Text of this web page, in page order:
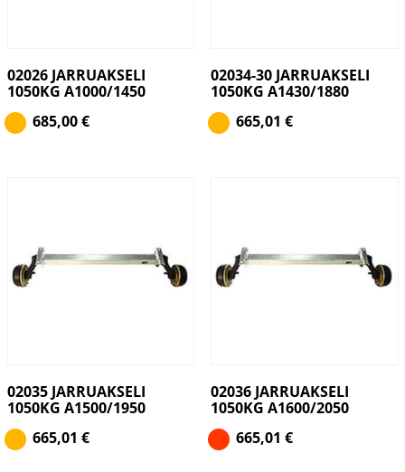
02026 JARRUAKSELI
1050KG A1000/1450
685,00€
02034-30 JARRUAKSELI
1050KG A1430/1880
665,01 €
02035 JARRUAKSELI
1050KG A1500/1950
665,01 €
02036 JARRUAKSELI
1050KG A1600/2050
665,01 €